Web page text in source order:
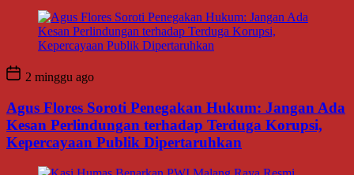
2 minggu ago
Agus Flores Soroti Penegakan Hukum: Jangan Ada
Kesan Perlindungan terhadap Terduga Korupsi,
Kepercayaan Publik Dipertaruhkan